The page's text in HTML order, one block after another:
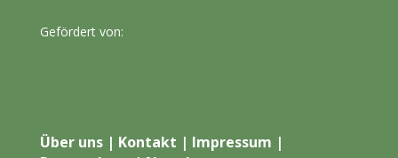
Gefördert von:
Über uns| Kontakt | Impressum |